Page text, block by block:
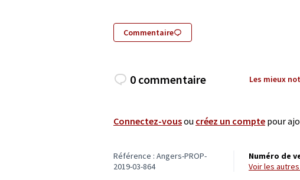
Commentaire
0 commentaire Les mieux
Connectez-vousou créez un compte pour
Référence : Angers-PROP-
2019-03-864
Numéro de
voir les